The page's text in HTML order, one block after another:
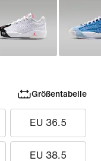
Größentabelle
EU 36.5
EU 38.5